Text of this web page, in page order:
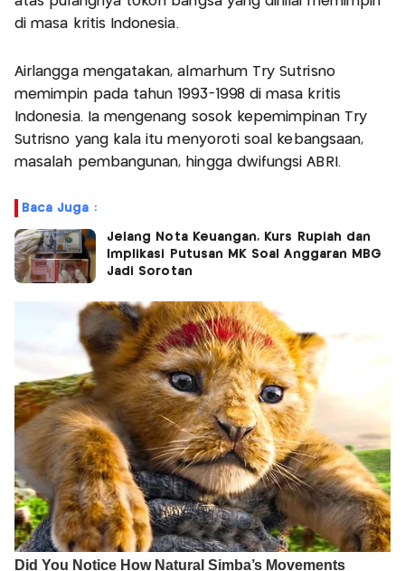
di masa kritis Indonesia.
Airlangga mengatakan, almarhum Try Sutrisno
memimpin pada tahun 1993-1998 di masa kritis
Indonesia. Ia mengenang sosok kepemimpinan Try
Sutrisno yang kala itu menyoroti soal kebangsaan,
masalah pembangunan, hingga dwifungsi ABRI.
Baca Juga :
Jelang Nota Keuangan, Kurs Rupiah dan
Implikasi Putusan MK Soal Anggaran MBG
Jadi Sorotan